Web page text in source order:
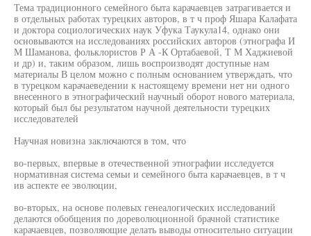
Тема традиционного семейного быта карачаевцев затрагивается и
в отдельных работах турецких авторов, в т ч проф Яшара Калафата
и доктора социологических наук Уфука Таукула14, однако они
основываются на исследованиях российских авторов (этнографа И
М Шаманова, фольклористов Р А -К Ортабаевой, Т М Хаджиевой
и др) и, таким образом, лишь воспроизводят доступные нам
материалы В целом можно с полным основанием утверждать, что
в турецком карачаеведении к настоящему времени нет ни одного
внесенного в этнографический научный оборот нового материала,
который был бы результатом научной деятельности турецких
исследователей
Научная новизна заключаются в том, что
во-первых, впервые в отечественной этнографии исследуется
нормативная система семьи и семейного быта карачаевцев, в т ч
ив аспекте ее эволюции,
во-вторых, на основе полевых генеалогических исследований
делаются обобщения по дореволюционной брачной статистике
карачаевцев, позволяющие делать выводы относительно ситуации